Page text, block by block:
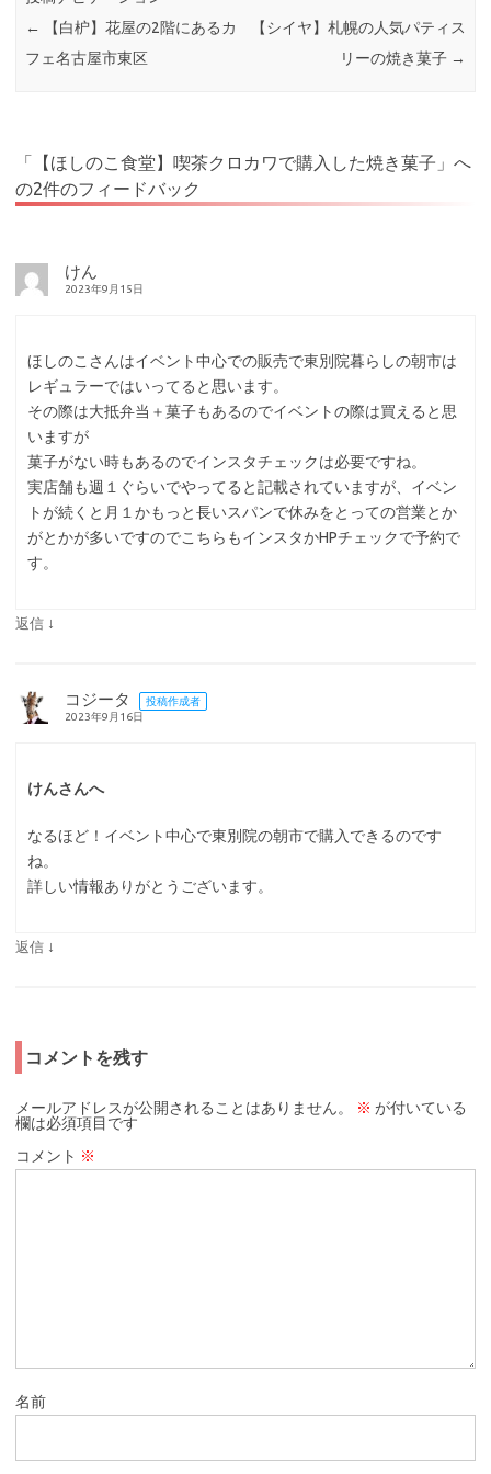
←
【白枦】花屋の2階にあるカ
フェ名古屋市東区
【シイヤ】札幌の人気パティス
リーの焼き菓子 →
「 【ほしのこ食堂】喫茶クロカワで購入した焼き菓子 」へ
の2件のフィードバック
けん
2023年9月15日
ほしのこさんはイベント中心での販売で東別院暮らしの朝市は
レギュラーではいってると思います。
その際は大抵弁当＋菓子もあるのでイベントの際は買えると思
いますが
菓子がない時もあるのでインスタチェックは必要ですね。
実店舗も週１ぐらいでやってると記載されていますが、イベン
トが続くと月１かもっと長いスパンで休みをとっての営業とか
がとかが多いですのでこちらもインスタかHPチェックで予約で
す。
返信 ↓
コジータ
投稿作成者
2023年9月16日
けんさんへ
なるほど！イベント中心で東別院の朝市で購入できるのです
ね。
詳しい情報ありがとうございます。
返信 ↓
コメントを残す
メールアドレスが公開されることはありません。 ※ が付いている
欄は必須項目です
コメント ※
名前